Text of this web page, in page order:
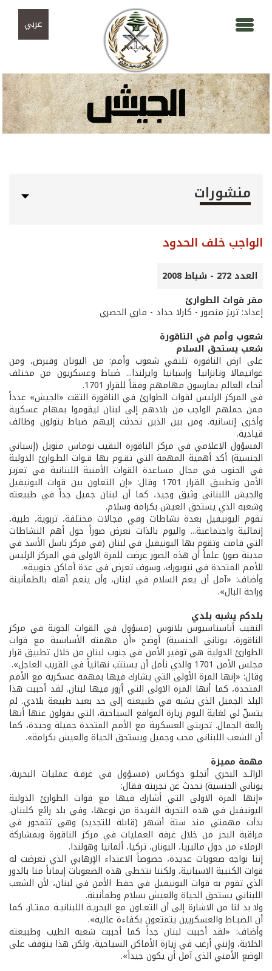
عربي
منشورات
الواجب خلف الحدود
العدد 272 - شباط 2008
مقر قوات الطوارئ
إعداد: تريز منصور - كارلا حداد - ماري الحصري
شعوب وأمم في الناقورة
شعب يستحق السلام
على ارض الناقورة تلتقي شعوب وأمم: من اليونان وقبرص، ومن
غواتيمالا وتانزانيا وإسبانيا وايرلندا... ضباط وعسكريون من مختلف
أنحاء العالم يمارسون مهامهم وفقاً للقرار 1701.
في المركز الرئيس لقوات الطوارئ في الناقورة التقت «الجيش» عدداً
ممن حملهم الواجب من بلادهم إلى لبنان ليقوموا بمهام عسكرية
وأخرى إنسانية. ومن بين الذين تحدثت إليهم ضباط يتولون وظائف
قيادية.
المسؤول الاعلامي في مركز الناقورة النقيب توماس منويل (إسباني
الجنسية) أكد أهمية المهمة التي تقـوم بها قـوات الطـوارئ الدولية
في الجنوب في مجال مساعدة القوات الأمنية اللبنانية في تعزيز
الأمن وتطبيق القرار 1701 وقال: «إن التعاون بين قوات اليونيفيل
والجيش اللبناني وثيق وجيد، كما أن لبنان جميل جداً في طبيعته
وشعبه الذي يستحق العيش بكرامة وسلام.
تقوم اليونيفيل بعدة نشاطات وفي مجالات مختلفة، تربوية، طبية،
إنمائية واجتماعية... واليوم بالذات نعرض صوراً حول أهم النشاطات
التي قامت وتقوم بها اليونيفيل في لبنان (في مركز باسل الأسد في
مدينة صور) علماً أن هذه الصور عرضت للمرة الاولى في المركز الرئيس
للأمم المتحدة في نيويورك، وسوف تعرض في عدة أماكن جنوبية».
وأضاف: «آمل أن يعم السلام في لبنان، وأن ينعم أهله بالطمأنينة
وراحة البال».
بلدكم يشبه بلدي
النقيب أناستاسيوس بلانوس (مسؤول في القوات الجوية في مركز
الناقورة، يوناني الجنسية) أوضح «أن مهمته الأساسية مع قوات
الطوارئ الدولية هي توفير الأمن في جنوب لبنان من خلال تطبيق قرار
مجلس الأمن 1701 والذي نأمل أن يستتب نهائياً في القريب العاجل».
وقال: «إنها المرة الأولى التي يشارك فيها بمهمة عسكرية مع الأمم
المتحدة، كما أنها المرة الاولى التي أزور فيها لبنان. لقد أحببت هذا
البلد الجميل الذي يشبه في طبيعته إلى حد بعيد طبيعة بلادي. لم
يتسنّ لي لغاية اليوم زيارة المواقع السياحية، التي يقولون عنها أنها
رائعة الجمال. تجربتي العسكرية مع الأمم المتحدة جميلة وجيدة، كما
أن الشعب اللبناني محب وجميل ويستحق الحياة والعيش بكرامة».
مهمة مميزة
الرائـد البحري أنجلـو دوكـاس (مسـؤول في غرفـة عمليات البحرية،
يوناني الجنسية) تحدث عن تجربته فقال:
«إنها المرة الاولى التي أشارك فيها مع قوات الطوارئ الدولية
اليونيفيل في هذه التجربة الفريدة من نوعها، وفي بلد رائع كلبنان.
بدأت مهمتي منذ ستة أشهر (قابلة للتجديد) وهي تتمحور في
مراقبة البحر من خلال غرفة العمليات في مركز الناقورة وبمشاركة
الزملاء من دول ماليزيا، اليونان، تركيا، ألمانيا وهولندا.
إننا نواجه صعوبات عديدة، خصوصاً الاعتداء الإرهابي الذي تعرضت له
قوات الكتيبة الاسبانية، ولكننا نتخطى هذه الصعوبات إيماناً منا بالدور
الذي تقوم به قوات اليونيفيل في حفظ الأمن في لبنان، لأن الشعب
اللبناني يستحق الحياة والعيش بسلام وطمأنينة.
ولا بد لنا من الاشارة إلى أن التعـاون مع البحريـة اللبنانيـة ممتـاز، كما
أن الضبـاط والعسكريين يتمتعون بكفاءة عالية».
وأضاف: «لقد أحببت لبنان جداً كما أحببت شعبه الطيب وطبيعته
الخلابة، وإنني أرغب في زيارة الأماكن السياحية، ولكن هذا يتوقف على
الوضع الأمني الذي آمل أن يكون جيداً».